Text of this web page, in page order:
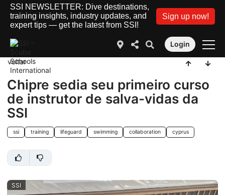
SSI NEWSLETTER: Dive destinations,
training insights, industry updates, and
expert tips — get the latest from SSI!
Sign up now!
Login
voltar
Chipre sedia seu primeiro curso
de instrutor de salva-vidas da
SSI
ssi training lifeguard swimming collaboration cyprus
SSI